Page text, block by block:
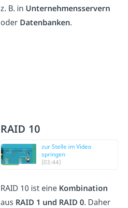
z. B. in Unternehmensservern
oder Datenbanken.
RAID 10
zur Stelle im Video
springen
(03:44)
RAID 10 ist eine Kombination
aus RAID 1 und RAID 0. Daher